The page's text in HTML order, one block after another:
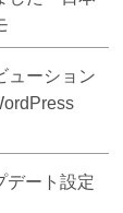
ューション
デート設定